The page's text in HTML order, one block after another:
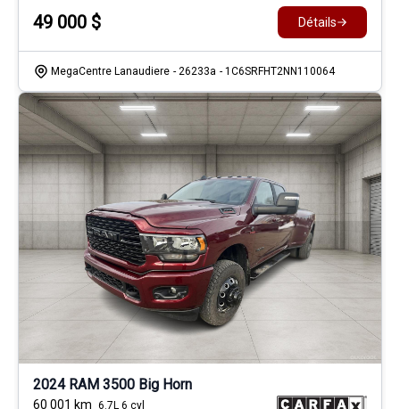
49 000 $ Détails
MegaCentre Lanaudiere - 26233a - 1C6SRFHT2NN110064
2024 RAM 3500 Big Horn
60 001 km 6.7L 6 cyl